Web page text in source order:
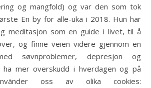
og mangfold) og var den som tok
En by for alle-uka i 2018. Hun har
meditasjon som en guide i livet, til å
og finne veien videre gjennom en
søvnproblemer, depresjon og
mer overskudd i hverdagen og på
oss av olika cookies: